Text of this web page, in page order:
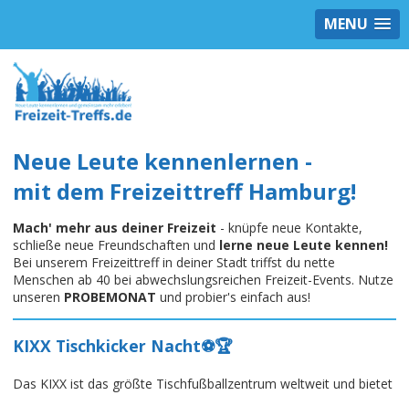
MENU
Neue Leute kennenlernen -
mit dem Freizeittreff Hamburg!
Mach' mehr aus deiner Freizeit - knüpfe neue Kontakte,
schließe neue Freundschaften und lerne neue Leute kennen!
Bei unserem Freizeittreff in deiner Stadt triffst du nette
Menschen ab 40 bei abwechslungsreichen Freizeit-Events. Nutze
unseren PROBEMONAT und probier's einfach aus!
KIXX Tischkicker Nacht⚽️🏆
Das KIXX ist das größte Tischfußballzentrum weltweit und bietet